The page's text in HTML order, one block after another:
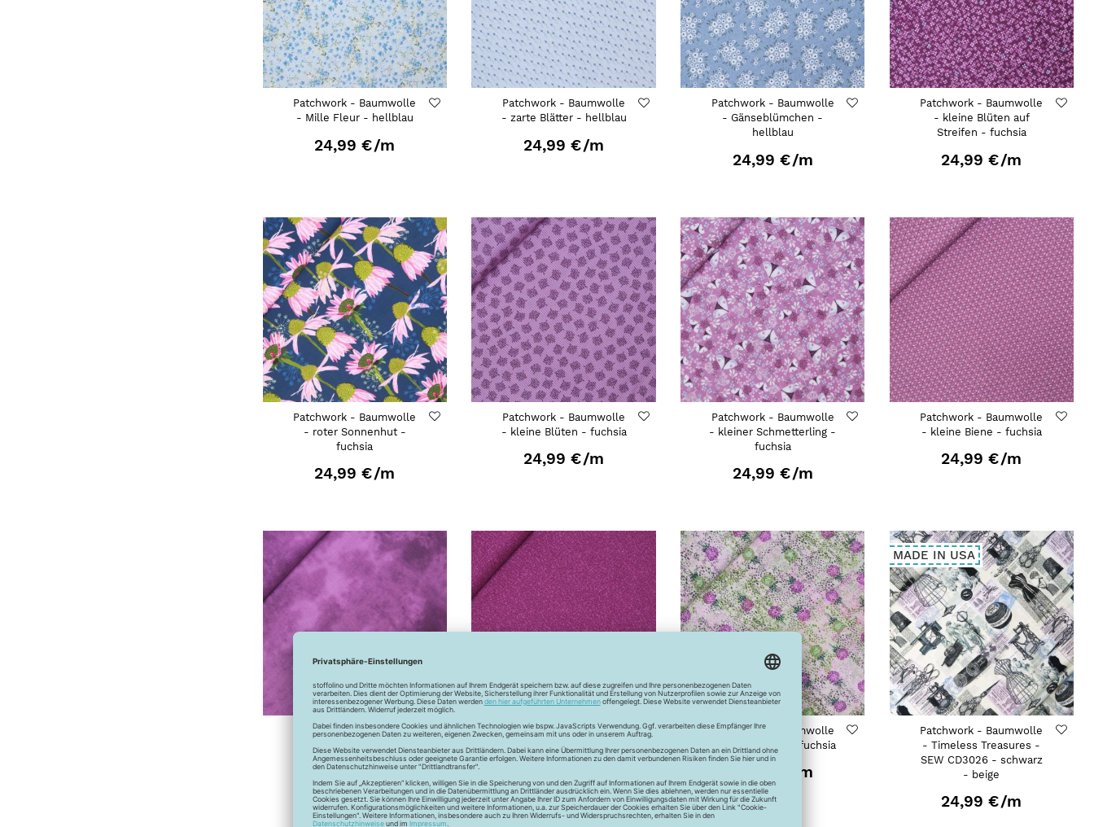
Patchwork - Baumwolle
- Mille Fleur - hellblau
24,99 €/m
Patchwork - Baumwolle
- zarte Blätter - hellblau
24,99 €/m
Patchwork - Baumwolle
- Gänseblümchen -
hellblau
24,99 €/m
Patchwork - Baumwolle
- kleine Blüten auf
Streifen - fuchsia
24,99 €/m
Patchwork - Baumwolle
- roter Sonnenhut -
fuchsia
24,99 €/m
Patchwork - Baumwolle
- kleine Blüten - fuchsia
24,99 €/m
Patchwork - Baumwolle
- kleiner Schmetterling -
fuchsia
24,99 €/m
Patchwork - Baumwolle
- kleine Biene - fuchsia
24,99 €/m
Patchwork - Baumwolle
- Batik - fuchsia
24,99 €/m
Patchwork - Baumwolle
- falsches Uni - fuchsia
Patchwork - Baumwolle
- Blumenwiese - fuchsia
/m
MADE IN USA
Patchwork - Baumwolle
- Timeless Treasures -
SEW CD3026 - schwarz
- beige
24,99 €/m